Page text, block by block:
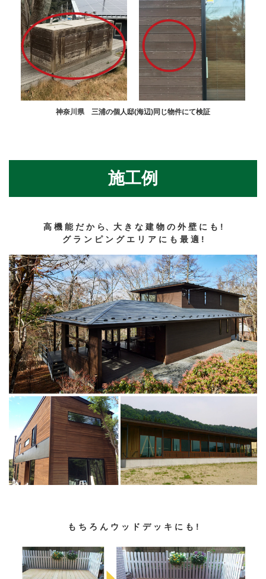
神奈川県 三浦の個人邸(海辺)同じ物件にて検証
施工例
高 機 能 だ か ら、大 き な 建 物 の 外 壁 に も !
グ ラ ン ピ ン グ エ リ ア に も 最 適 !
も ち ろ ん ウ ッ ド デ ッ キ に も !